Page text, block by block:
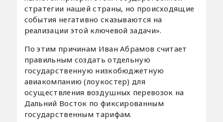
стратегии нашей страны, но происходящие
события негативно сказываются на
реализации этой ключевой задачи».
По этим причинам Иван Абрамов считает
правильным создать отдельную
государственную низкобюджетную
авиакомпанию (лоукостер) для
осуществления воздушных перевозок на
Дальний Восток по фиксированным
государственным тарифам.